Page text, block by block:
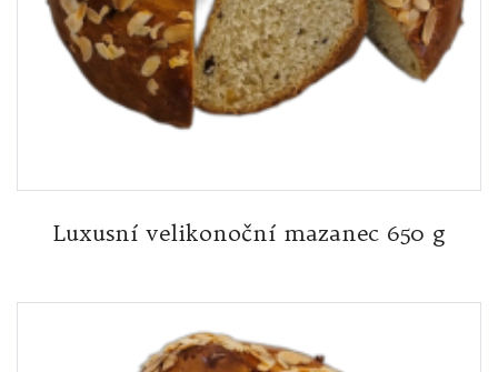
Luxusní velikonoční mazanec 650 g